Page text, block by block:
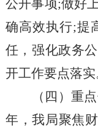
公开事项;做好
确高效执行;提
任，强化政务
开工作要点落实
（四）重
年，我局聚焦